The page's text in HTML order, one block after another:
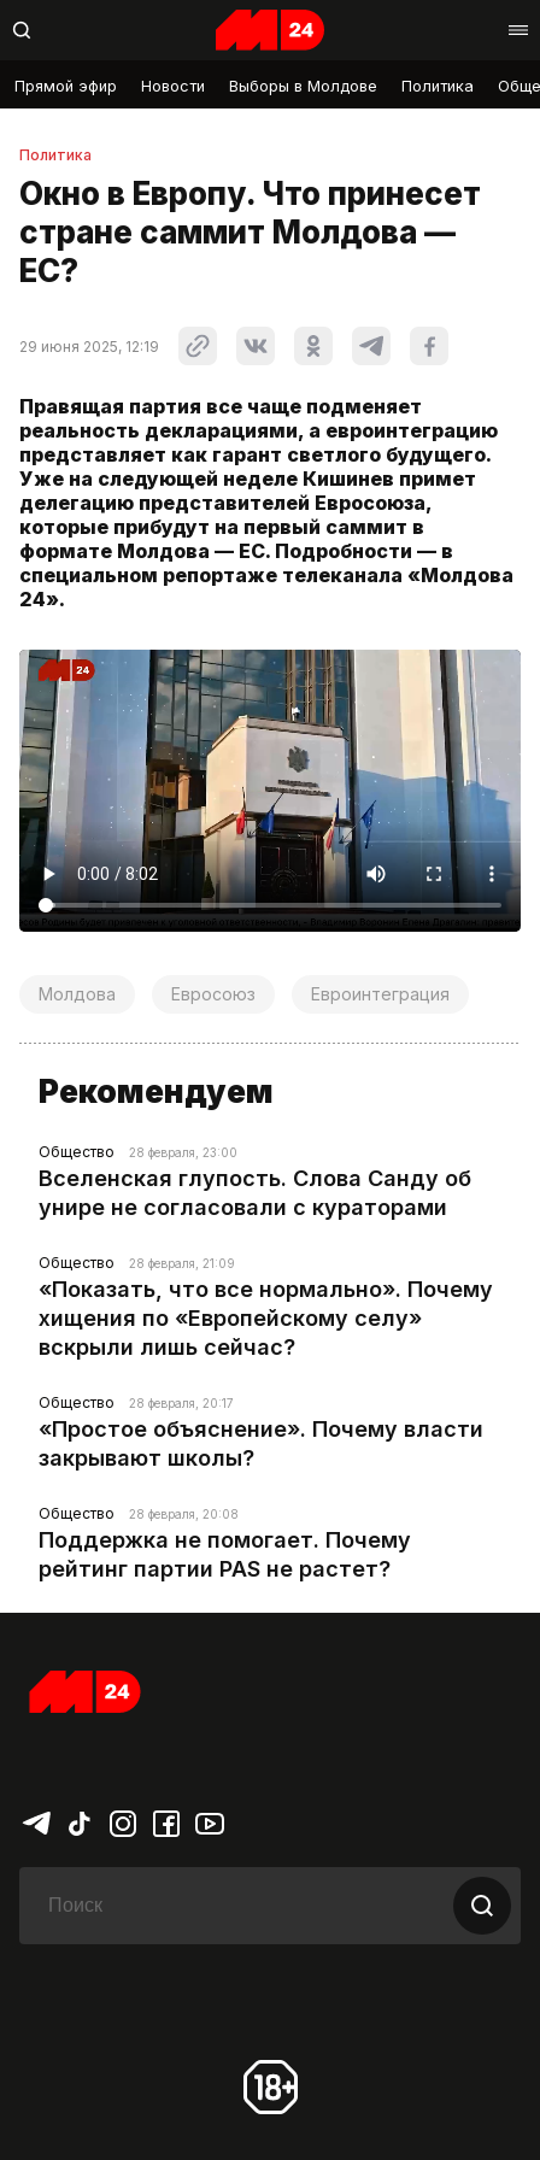
Прямой эфир Новости Выборы в Молдове Политика
Политика
Окно в Европу. Что принесет
стране саммит Молдова —
ЕС?
29 июня 2025, 12:19
Правящая партия все чаще подменяет
реальность декларациями, а евроинтеграцию
представляет как гарант светлого будущего.
Уже на следующей неделе Кишинев примет
делегацию представителей Евросоюза,
которые прибудут на первый саммит в
формате Молдова — ЕС. Подробности — в
специальном репортаже телеканала «Молдова
24».
Молдова Евросоюз Евроинтеграция
Рекомендуем
Общество 28 февраля, 23:00
Вселенская глупость. Слова Санду об
унире не согласовали с кураторами
Общество 28 февраля, 21:09
«Показать, что все нормально». Почему
хищения по «Европейскому селу»
вскрыли лишь сейчас?
Общество 28 февраля, 20:17
«Простое объяснение». Почему власти
закрывают школы?
Общество 28 февраля, 20:08
Поддержка не помогает. Почему
рейтинг партии PAS не растет?